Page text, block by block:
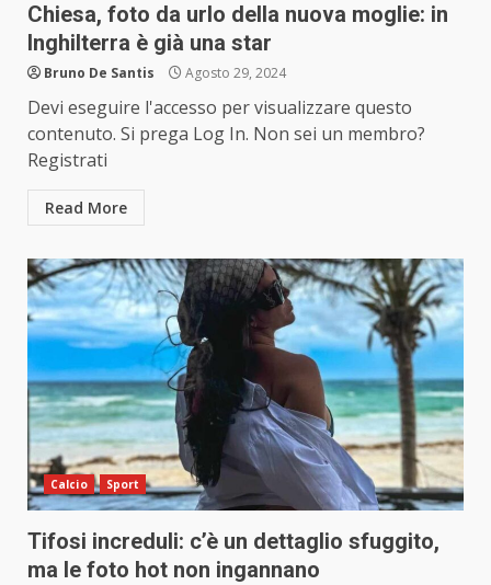
Chiesa, foto da urlo della nuova moglie: in
Inghilterra è già una star
Bruno De Santis Agosto 29, 2024
Devi eseguire l'accesso per visualizzare questo
contenuto. Si prega Log In. Non sei un membro?
Registrati
Read More
Calcio Sport
Tifosi increduli: c’è un dettaglio sfuggito,
ma le foto hot non ingannano